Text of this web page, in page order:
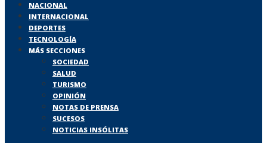
NACIONAL
INTERNACIONAL
DEPORTES
TECNOLOGÍA
MÁS SECCIONES
SOCIEDAD
SALUD
TURISMO
OPINIÓN
NOTAS DE PRENSA
SUCESOS
NOTICIAS INSÓLITAS